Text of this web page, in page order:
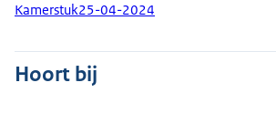
Kamerstuk25-04-2024
Hoort bij